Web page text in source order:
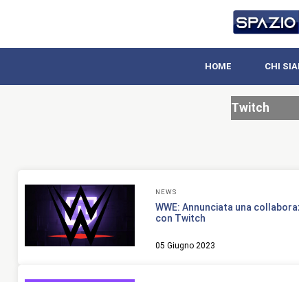
HOME CHI
Twitch
NEWS
WWE: Annunciata una
con Twitch
05 Giugno 2023